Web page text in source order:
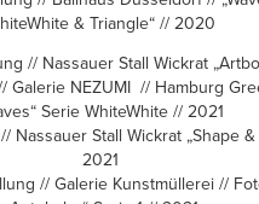
& Triangle“ // 2020
// Nassauer Stall Wickrat
Galerie NEZUMI // Hamburg
Serie WhiteWhite // 2021
Nassauer Stall Wickrat „Shape &
2021
// Galerie Kunstmüllerei //